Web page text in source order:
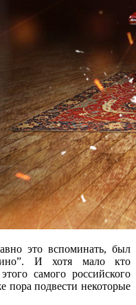
это вспоминать, был
И хотя мало кто
самого российского
подвести некоторые